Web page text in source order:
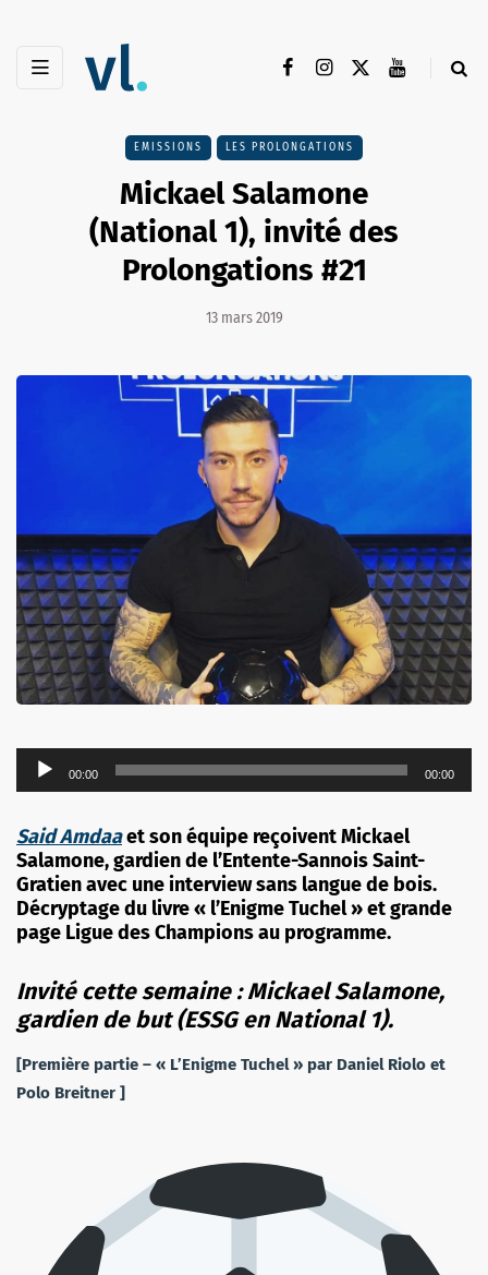
EMISSIONS LES PROLONGATIONS
Mickael Salamone
(National 1), invité des
Prolongations #21
13 mars 2019
Lecteur
audio
00:00 00:00
SaidAmdaaet son équipe reçoivent Mickael
Salamone, gardien de l’Entente-Sannois Saint-
Gratien avec une interview sans langue de bois.
Décryptage du livre « l’Enigme Tuchel » et grande
page Ligue des Champions au programme.
Invité cette semaine : Mickael Salamone,
gardien de but (ESSG en National 1).
[Première partie – « L’Enigme Tuchel » par Daniel Riolo et
Polo Breitner ]